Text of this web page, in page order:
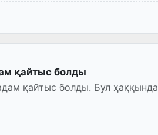
қайтыс болды
қайтыс болды. Бул ҳаққында